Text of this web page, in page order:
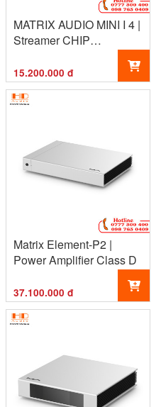
MATRIX AUDIO MINI I 4 |
Streamer CHIP
15.200.000 đ
Matrix Element-P2 |
Power Amplifier Class D
37.100.000 đ